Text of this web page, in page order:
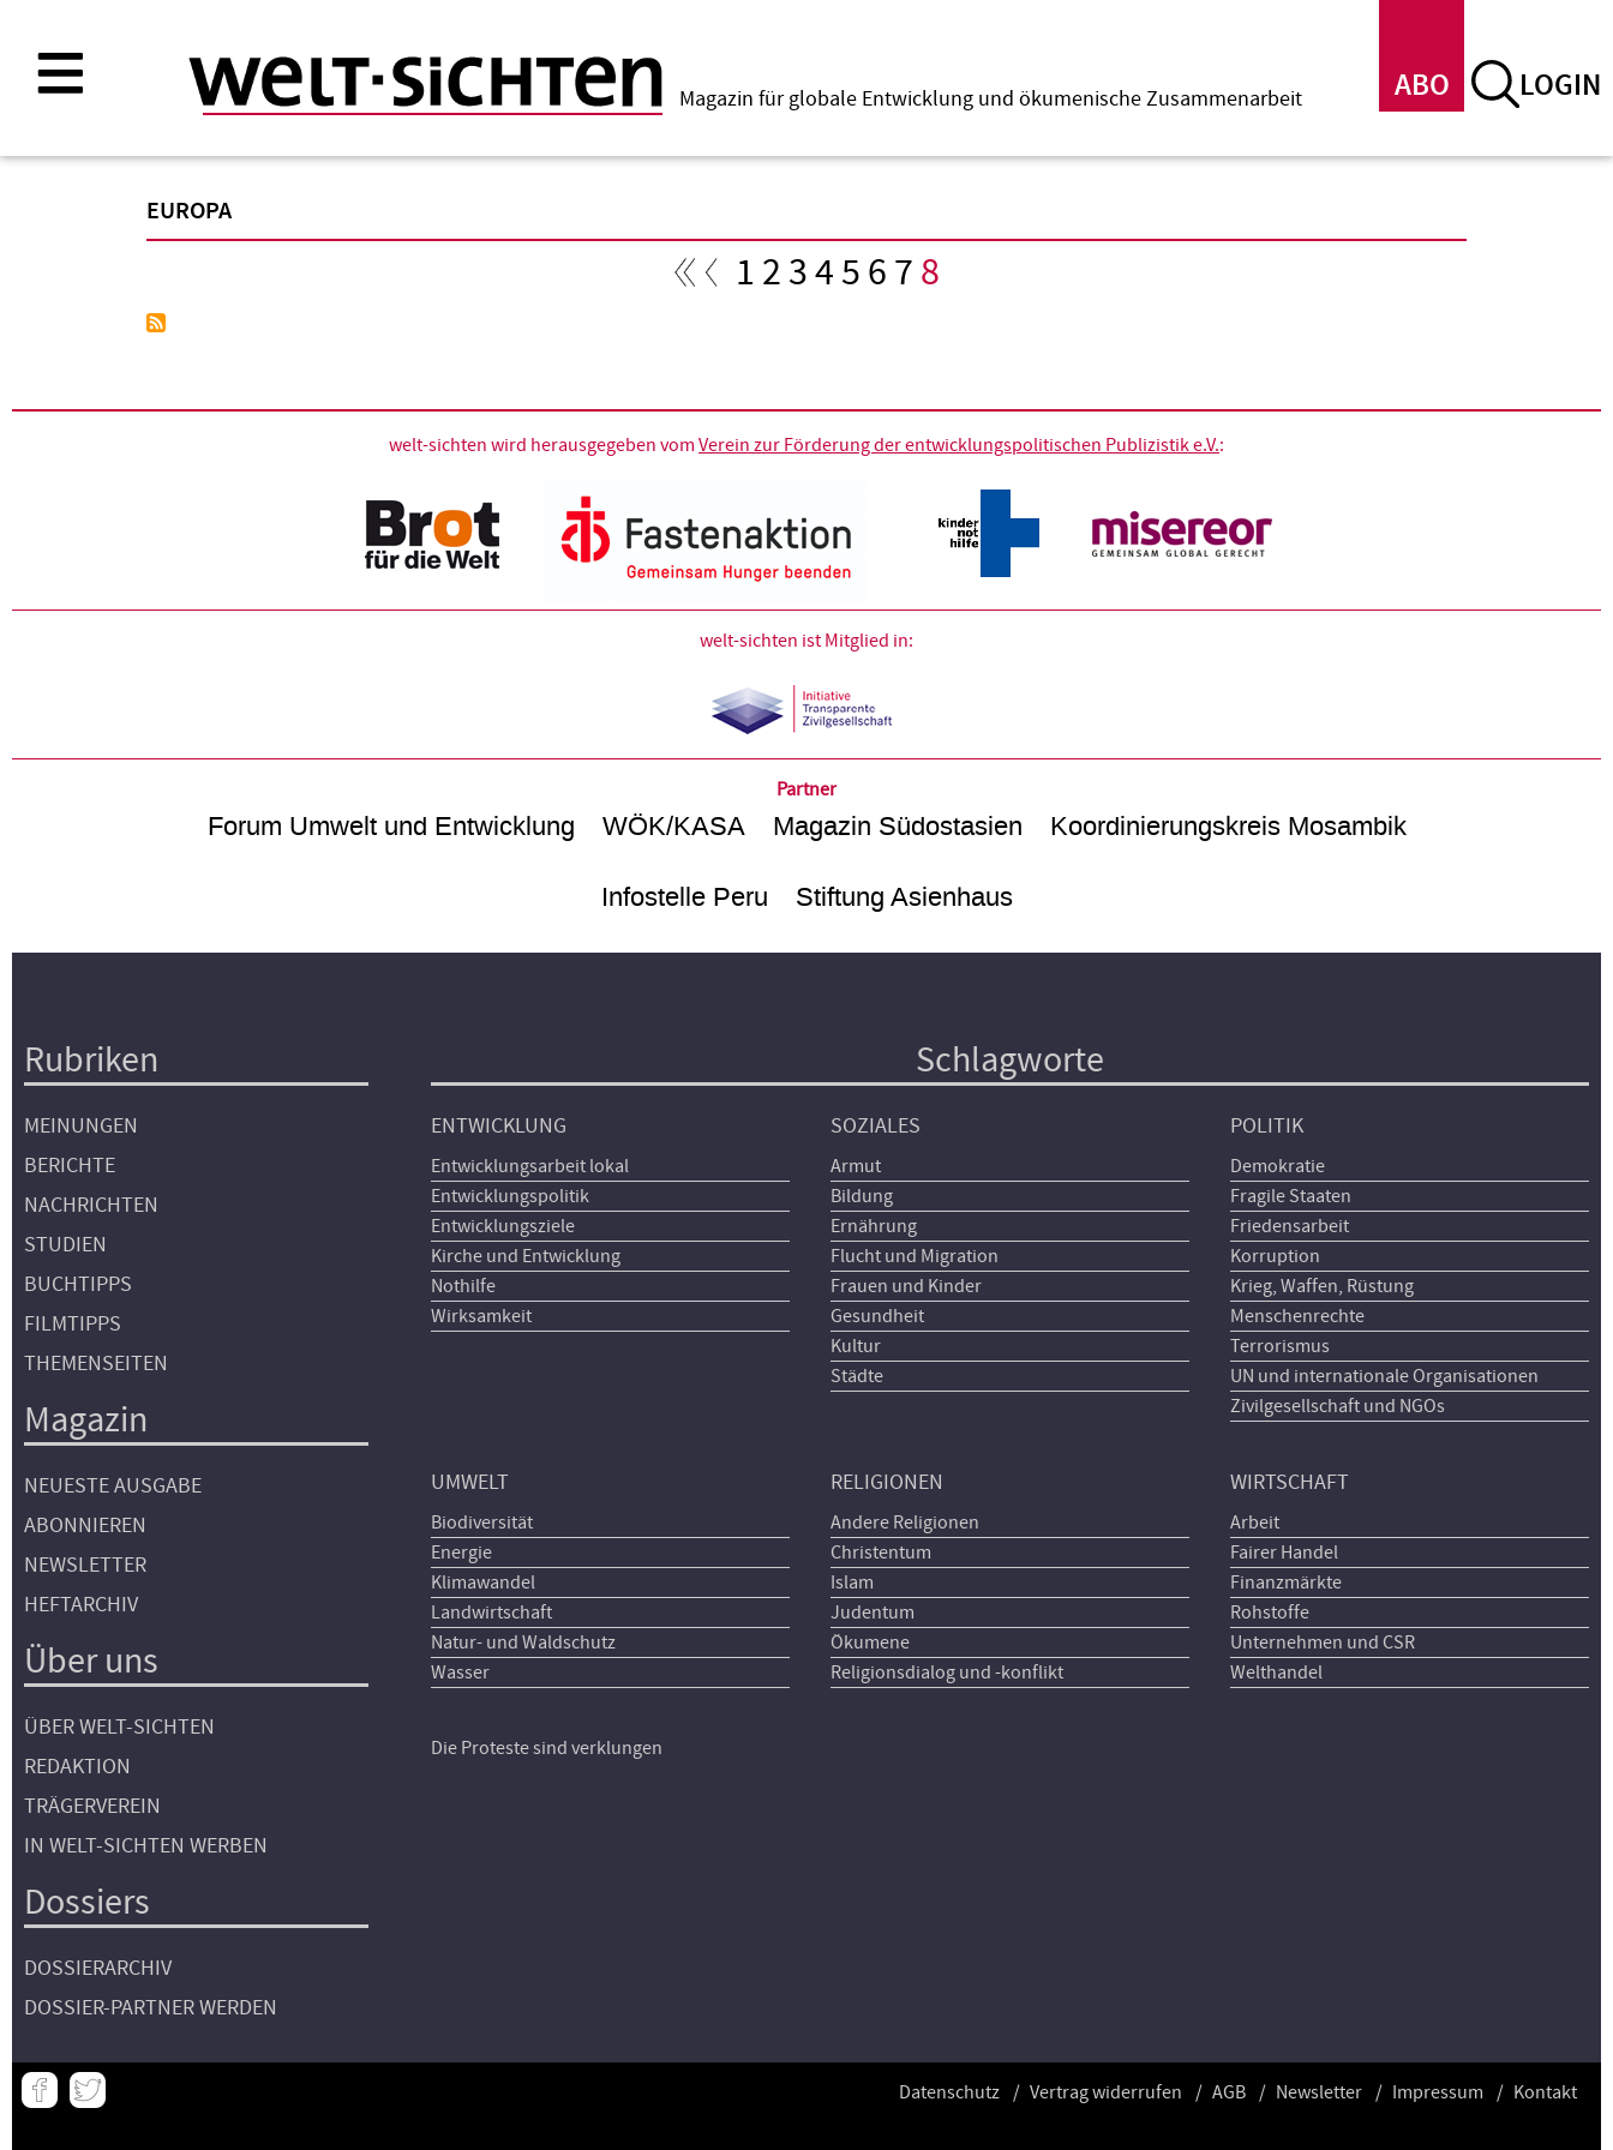
Inhalt
ABO LOGIN
Magazin für globale Entwicklung und ökumenische Zusammenarbeit
EUROPA
Seitennummerierung
Seite
1 Seite
2Seite
3Seite
4Seite
5Seite
6Seite
7Aktuelle
8
welt-sichten wird herausgegeben vom Verein zur Förderung der entwicklungspolitischen Publizistik e.V.:
welt-sichten ist Mitglied in:
Partner
Forum Umwelt und Entwicklung WÖK/KASA Magazin Südostasien Koordinierungskreis Mosambik
Infostelle Peru Stiftung Asienhaus
Hauptnavigation
Rubriken
MEINUNGEN
BERICHTE
NACHRICHTEN
STUDIEN
BUCHTIPPS
FILMTIPPS
THEMENSEITEN
Magazin
NEUESTE AUSGABE
ABONNIEREN
NEWSLETTER
HEFTARCHIV
Über uns
ÜBER WELT-SICHTEN
REDAKTION
TRÄGERVEREIN
IN WELT-SICHTEN WERBEN
Dossiers
DOSSIERARCHIV
DOSSIER-PARTNER WERDEN
Schlagworte
ENTWICKLUNG
Entwicklungsarbeit lokal
Entwicklungspolitik
Entwicklungsziele
Kirche und Entwicklung
Nothilfe
Wirksamkeit
SOZIALES
Armut
Bildung
Ernährung
Flucht und Migration
Frauen und Kinder
Gesundheit
Kultur
Städte
POLITIK
Demokratie
Fragile Staaten
Friedensarbeit
Korruption
Krieg, Waffen, Rüstung
Menschenrechte
Terrorismus
UN und internationale Organisationen
Zivilgesellschaft und NGOs
UMWELT
Biodiversität
Energie
Klimawandel
Landwirtschaft
Natur- und Waldschutz
Wasser
RELIGIONEN
Andere Religionen
Christentum
Islam
Judentum
Ökumene
Religionsdialog und -konflikt
WIRTSCHAFT
Arbeit
Fairer Handel
Finanzmärkte
Rohstoffe
Unternehmen und CSR
Welthandel
Die Proteste sind verklungen
Meta Kontakt
Impressum
Newsletter
AGB
Vertrag widerrufen
Datenschutz